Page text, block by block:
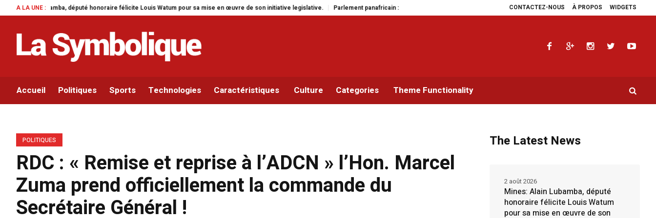
CONTACTEZ-NOUS À PROPOS WIDGETS
A LA UNE :
honoraire félicite Louis Watum pour sa mise en œuvre de son initiative legislative. Parlement panafricain : à Johannesburg, Aimé Boji Sangara multiplie les plaidoyers en faveur de la RDC. Parlement panafricain : à
Accueil Politiques Sports Technologies Caractéristiques Culture Categories Theme Functionality
POLITIQUES
RDC : « Remise et reprise à l’ADCN » l’Hon. Marcel
Zuma prend officiellement la commande du
Secrétaire Général !
The Latest News
Mines: Alain Lubamba, député
honoraire félicite Louis Watum
pour sa mise en œuvre de son
2 août 2026